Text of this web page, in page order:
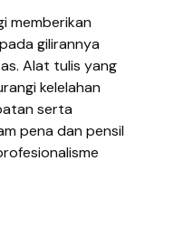
memberikan
gilirannya
Alat tulis yang
kelelahan
serta
pena dan pensil